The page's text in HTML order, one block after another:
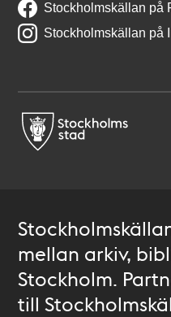
Stockholmskällan på
Stockholmskällan på
mellan arkiv,
Stockholm.
till